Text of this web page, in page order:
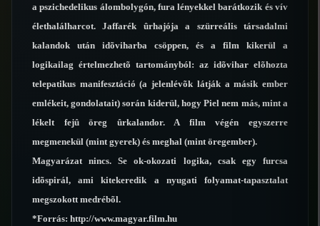
a pszichedelikus álombolygón, fura lényekkel barátkozik és vív
élethalálharcot. Jaffarék ûrhajója a szürreális társadalmi
kalandok után idõviharba csöppen, és a film kikerül a
logikailag értelmezhetõ tartományból: az idõvihar elõhozta
telepatikus manifesztáció (a jelenlévõk látják a másik ember
emlékeit, gondolatait) során kiderül, hogy Piel nem más, mint a
lékelt fejû öreg ûrkalandor. A film végén egyszerre
megmenekül (mint gyerek) és meghal (mint öregember).
Magyarázat nincs. Se ok-okozati logika, csak egy furcsa
idõspirál, ami kitekeredik a nyugati folyamat-tapasztalat
megszokott medrébõl.
*Forrás: http://www.magyar.film.hu